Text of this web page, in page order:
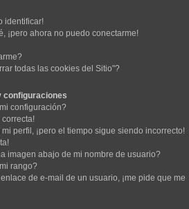
identificar!
¡pero ahora no puedo conectarme!
todas las cookies del Sitio"?
configuraciones
configuración?
correcta!
perfil, ¡pero el tiempo sigue siendo incorrecto!
imagen abajo de mi nombre de usuario?
rango?
de e-mail de un usuario, ¡me pide que me